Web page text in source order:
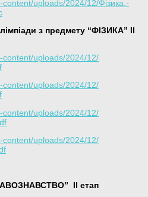
uploads/2024/12/Фізика.-
з предмету “ФІЗИКА” ІІ
uploads/2024/12/
uploads/2024/12/
uploads/2024/12/
uploads/2024/12/
ІІ етап